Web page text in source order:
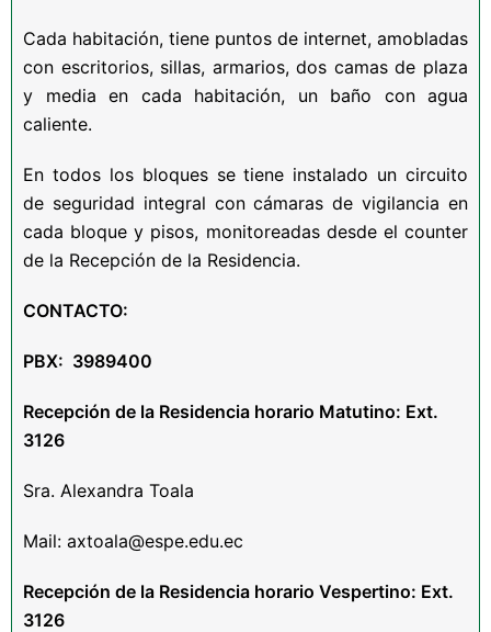
Cada habitación, tiene puntos de internet, amobladas
con escritorios, sillas, armarios, dos camas de plaza
y media en cada habitación, un baño con agua
caliente.
En todos los bloques se tiene instalado un circuito
de seguridad integral con cámaras de vigilancia en
cada bloque y pisos, monitoreadas desde el counter
de la Recepción de la Residencia.
CONTACTO:
PBX: 3989400
Recepción de la Residencia horario Matutino: Ext.
3126
Sra. Alexandra Toala
Mail: axtoala@espe.edu.ec
Recepción de la Residencia horario Vespertino: Ext.
3126